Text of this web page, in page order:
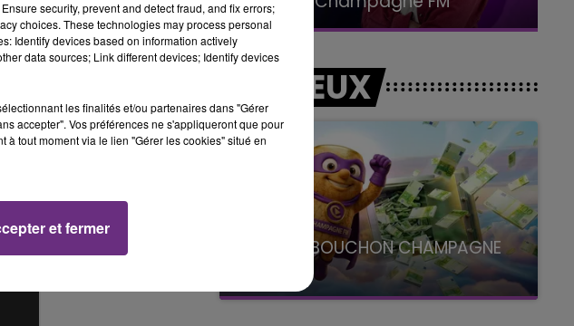
», je commence à
LES JEUX
LE SUPER BOUCHON CHAMPAGNE
avec La Famille Champagne FM, à 8H10
security, prevent and detect fraud, and fix errors;
choices. These technologies may process personal
Identify devices based on information actively
data sources; Link different devices; Identify devices
les finalités et/ou partenaires dans "Gérer
accepter". Vos préférences ne s'appliqueront que pour
à tout moment via le lien "Gérer les cookies" situé en
et fermer